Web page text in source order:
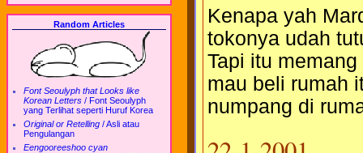
Random Articles
Font Seoulyph that Looks like
Korean Letters / Font Seoulyph
yang Terlihat seperti Huruf Korea
Original or Retelling /Asli atau
Pengulangan
Eengooreeshoo cyan
Kenapa yah
tokonya udah
Tapi itu
mau beli rumah
numpang di